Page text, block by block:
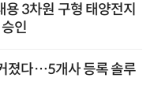
3차원 구형 태양전지
인
졌다…5개사 등록 솔루